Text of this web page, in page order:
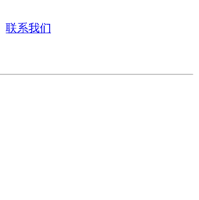
联系我们